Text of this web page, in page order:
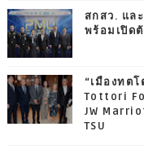
สกสว. แล
พร้อมเปิด
“เมืองทต
Tottori
JW
TSU